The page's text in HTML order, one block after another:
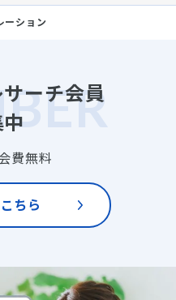
ーション
ーチ会員
費無料
ちら